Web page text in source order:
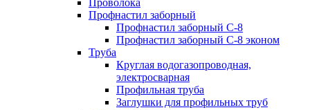
Проволока
Профнастил заборный
Профнастил заборный С-8
Профнастил заборный С-8 эконом
Труба
Круглая водогазопроводная,
электросварная
Профильная труба
Заглушки для профильных труб